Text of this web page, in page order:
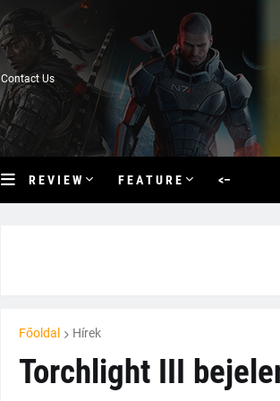
Contact Us
R E V I E W F E A T U R E <–
Főoldal Hírek
Torchlight III